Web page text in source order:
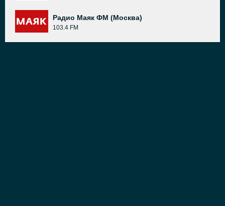
Радио Маяк ФМ (Москва)
103.4 FM